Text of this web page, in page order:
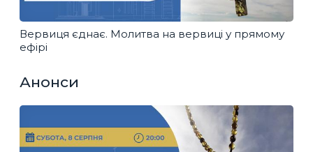
Вервиця єднає. Молитва на вервиці у прямому
ефірі
Анонси